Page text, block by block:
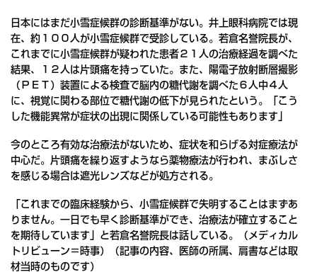
日本にはまだ小雪症候群の診断基準がない。井上眼科病院では現
在、約１００人が小雪症候群で受診している。若倉名誉院長が、
これまでに小雪症候群が疑われた患者２１人の治療経過を調べた
結果、１２人は片頭痛を持っていた。また、陽電子放射断層撮影
（ＰＥＴ）装置による検査で脳内の糖代謝を調べた６人中４人
に、視覚に関わる部位で糖代謝の低下が見られたという。「こう
した機能異常が症状の出現に関係している可能性もあります」
今のところ有効な治療法がないため、症状を和らげる対症療法が
中心だ。片頭痛を繰り返すようなら薬物療法が行われ、まぶしさ
を感じる場合は遮光レンズなどが処方される。
「これまでの臨床経験から、小雪症候群で失明することはまずあ
りません。一日でも早く診断基準ができ、治療法が確立すること
を期待しています」と若倉名誉院長は話している。（メディカル
トリビューン＝時事）（記事の内容、医師の所属、肩書などは取
材当時のものです）